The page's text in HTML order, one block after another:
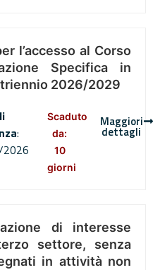
l’accesso al Corso
Specifica in
triennio 2026/2029
:
Scaduto
da:
10
giorni
Maggiori
dettagli
di interesse
settore, senza
in attività non